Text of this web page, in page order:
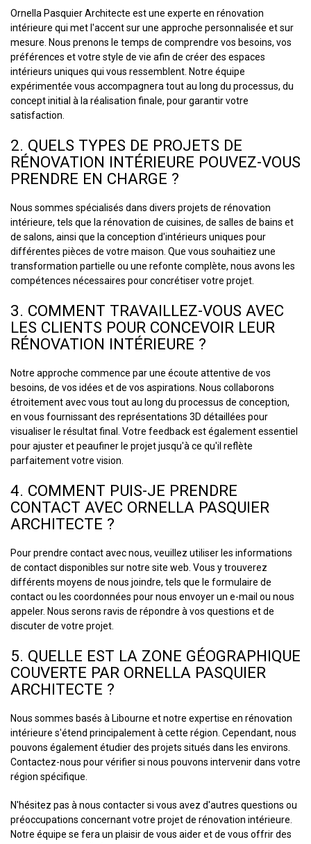
Ornella Pasquier Architecte est une experte en rénovation
intérieure qui met l'accent sur une approche personnalisée et sur
mesure. Nous prenons le temps de comprendre vos besoins, vos
préférences et votre style de vie afin de créer des espaces
intérieurs uniques qui vous ressemblent. Notre équipe
expérimentée vous accompagnera tout au long du processus, du
concept initial à la réalisation finale, pour garantir votre
satisfaction.
2. QUELS TYPES DE PROJETS DE
RÉNOVATION INTÉRIEURE POUVEZ-VOUS
PRENDRE EN CHARGE ?
Nous sommes spécialisés dans divers projets de rénovation
intérieure, tels que la rénovation de cuisines, de salles de bains et
de salons, ainsi que la conception d'intérieurs uniques pour
différentes pièces de votre maison. Que vous souhaitiez une
transformation partielle ou une refonte complète, nous avons les
compétences nécessaires pour concrétiser votre projet.
3. COMMENT TRAVAILLEZ-VOUS AVEC
LES CLIENTS POUR CONCEVOIR LEUR
RÉNOVATION INTÉRIEURE ?
Notre approche commence par une écoute attentive de vos
besoins, de vos idées et de vos aspirations. Nous collaborons
étroitement avec vous tout au long du processus de conception,
en vous fournissant des représentations 3D détaillées pour
visualiser le résultat final. Votre feedback est également essentiel
pour ajuster et peaufiner le projet jusqu'à ce qu'il reflète
parfaitement votre vision.
4. COMMENT PUIS-JE PRENDRE
CONTACT AVEC ORNELLA PASQUIER
ARCHITECTE ?
Pour prendre contact avec nous, veuillez utiliser les informations
de contact disponibles sur notre site web. Vous y trouverez
différents moyens de nous joindre, tels que le formulaire de
contact ou les coordonnées pour nous envoyer un e-mail ou nous
appeler. Nous serons ravis de répondre à vos questions et de
discuter de votre projet.
5. QUELLE EST LA ZONE GÉOGRAPHIQUE
COUVERTE PAR ORNELLA PASQUIER
ARCHITECTE ?
Nous sommes basés à Libourne et notre expertise en rénovation
intérieure s'étend principalement à cette région. Cependant, nous
pouvons également étudier des projets situés dans les environs.
Contactez-nous pour vérifier si nous pouvons intervenir dans votre
région spécifique.
N'hésitez pas à nous contacter si vous avez d'autres questions ou
préoccupations concernant votre projet de rénovation intérieure.
Notre équipe se fera un plaisir de vous aider et de vous offrir des